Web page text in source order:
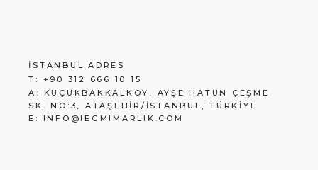
İSTANBUL ADRES
T: +90 312 666 10 15
A: KÜÇÜKBAKKALKÖY, AYŞE HATUN ÇEŞME
SK. NO:3, ATAŞEHİR/İSTANBUL, TÜRKİYE
E: INFO@IEGMIMARLIK.COM